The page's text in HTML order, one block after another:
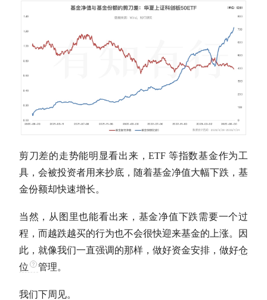
剪刀差的走势能明显看出来，ETF 等指数基金作为工
具，会被投资者用来抄底，随着基金净值大幅下跌，基
金份额却快速增长。
当然，从图里也能看出来， 基金净值下跌需要一个过
程，而越跌越买的行为也不会很快迎来基金的上涨。因
此，就像我们一直强调的那样，做好资金安排，做好仓
位
管理。
我们下周见。